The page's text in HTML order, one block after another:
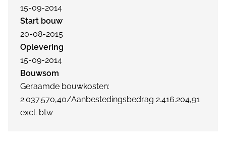
15-09-2014
Start bouw
20-08-2015
Oplevering
15-09-2014
Bouwsom
Geraamde bouwkosten:
2.037.570,40/Aanbestedingsbedrag 2.416.204,91
excl. btw